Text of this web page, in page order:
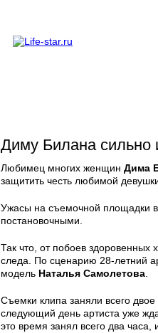
Диму Билана сильно
Любимец многих женщин Дима
защитить честь любимой
Ужасы на съемочной площадки
постановочными.
Так что, от побоев здоровенных
следа. По сценарию 28-летний
модель Наталья Самолетова
Съемки клипа заняли всего двое
следующий день артиста уже
это время занял всего два часа,